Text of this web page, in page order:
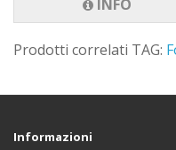
INFO
Prodotti correlati TAG:
Informazioni